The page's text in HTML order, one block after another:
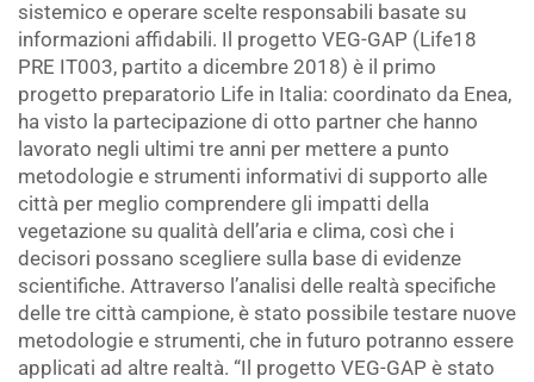
sistemico e operare scelte responsabili basate su
informazioni affidabili. Il progetto VEG-GAP (Life18
PRE IT003, partito a dicembre 2018) è il primo
progetto preparatorio Life in Italia: coordinato da Enea,
ha visto la partecipazione di otto partner che hanno
lavorato negli ultimi tre anni per mettere a punto
metodologie e strumenti informativi di supporto alle
città per meglio comprendere gli impatti della
vegetazione su qualità dell’aria e clima, così che i
decisori possano scegliere sulla base di evidenze
scientifiche. Attraverso l’analisi delle realtà specifiche
delle tre città campione, è stato possibile testare nuove
metodologie e strumenti, che in futuro potranno essere
applicati ad altre realtà. “Il progetto VEG-GAP è stato